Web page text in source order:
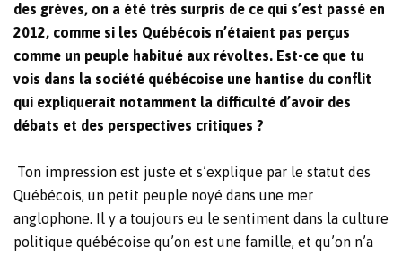
des grèves, on a été très surpris de ce qui s’est passé en
2012, comme si les Québécois n’étaient pas perçus
comme un peuple habitué aux révoltes. Est-ce que tu
vois dans la société québécoise une hantise du conflit
qui expliquerait notamment la difficulté d’avoir des
débats et des perspectives critiques ?
Ton impression est juste et s’explique par le statut des
Québécois, un petit peuple noyé dans une mer
anglophone. Il y a toujours eu le sentiment dans la culture
politique québécoise qu’on est une famille, et qu’on n’a